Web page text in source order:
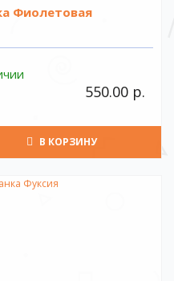
Фиолетовая
550.00 р.
В КОРЗИНУ